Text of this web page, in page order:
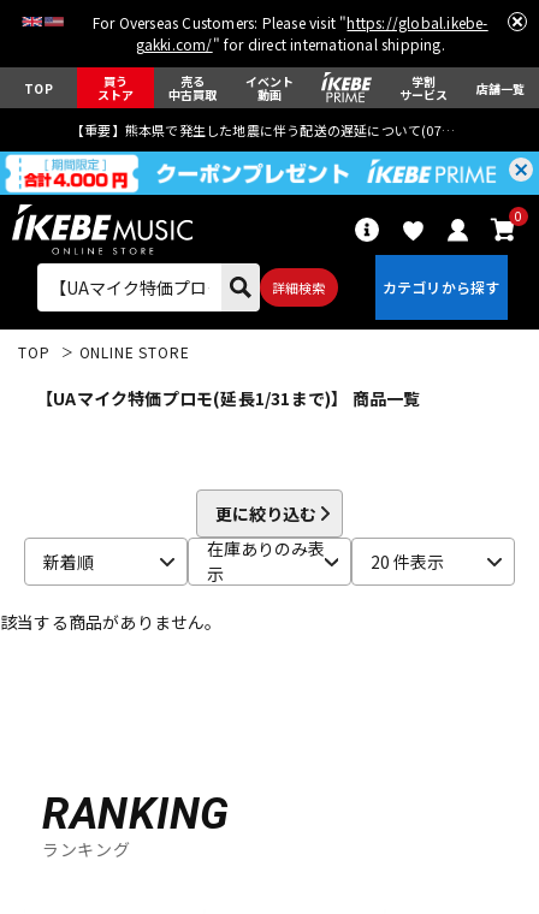
For Overseas Customers: Please visit "https://global.ikebe-
gakki.com/" for direct international shipping.
TOP 買う
ストア
売る
中古買取
イベント
動画
学割
サービス 店舗一覧
【重要】熊本県で発生した地震に伴う配送の遅延について(07月29日
詳細検索
0
ウクレレ
管楽器
TOP ONLINE STORE
【UAマイク特価プロモ(延長1/31まで)】 商品一覧
更に絞り込む
新着順
在庫ありのみ表
示
20 件表示
該当する商品がありません。
RANKING
ランキング